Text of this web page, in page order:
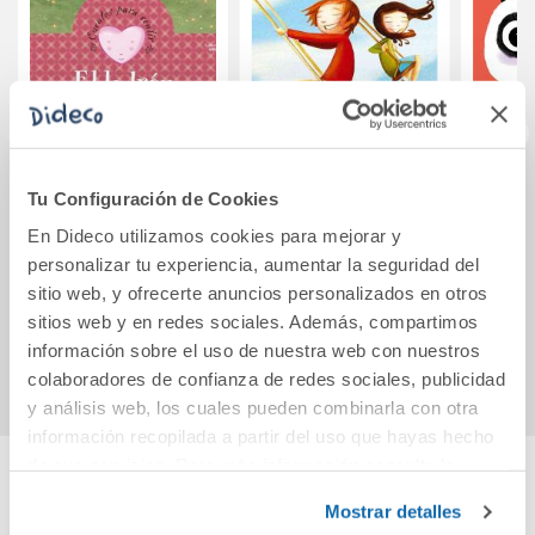
Tu Configuración de Cookies
En Dideco utilizamos cookies para mejorar y
personalizar tu experiencia, aumentar la seguridad del
sitio web, y ofrecerte anuncios personalizados en otros
sitios web y en redes sociales. Además, compartimos
información sobre el uso de nuestra web con nuestros
colaboradores de confianza de redes sociales, publicidad
y análisis web, los cuales pueden combinarla con otra
información recopilada a partir del uso que hayas hecho
Mostrar detalles
El ladrón de
estrellas
9,50€
Comprar
Las estrellas de
colores (rústica)
10,90€
Comprar
Cuéntanos tu opinión